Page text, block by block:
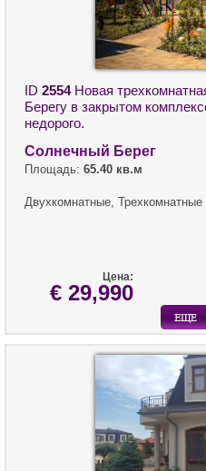
ID 2554Новая
Берегу в закрытом
недорого.
Солнечный Берег
Площадь: 65.40 кв.м
Двухкомнатные, Трехкомнатные
Цена:
€ 29,990